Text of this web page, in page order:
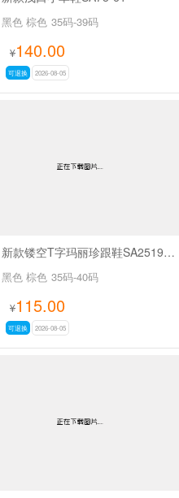
黑色 棕色 35码-39码
¥140.00
可退换 2026-08-05
新款镂空T字玛丽珍跟鞋SA2519-65
黑色 棕色 35码-40码
¥115.00
可退换 2026-08-05